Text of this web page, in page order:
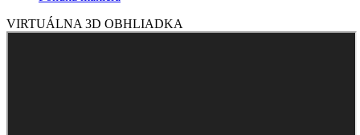
VIRTUÁLNA 3D OBHLIADKA